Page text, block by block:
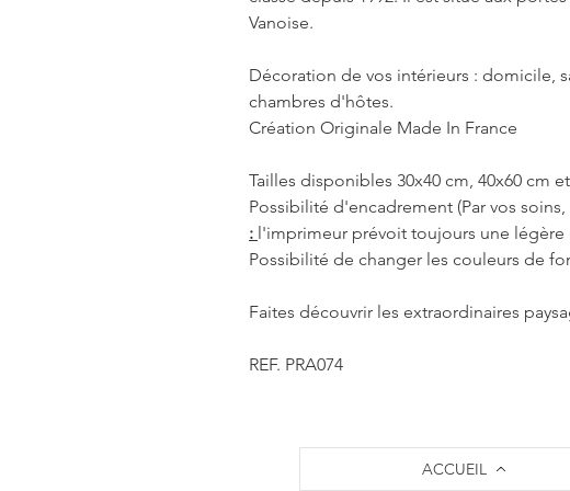
Vanoise.
Décoration de vos intérieurs : domicile,
chambres d'hôtes.
Création Originale Made In France
Tailles disponibles 30x40 cm, 40x60 cm
Possibilité d'encadrement (Par vos
: l'imprimeur prévoit toujours une légère
Possibilité de changer les couleurs de
Faites découvrir les extraordinaires
REF. PRA074
ACCUEIL